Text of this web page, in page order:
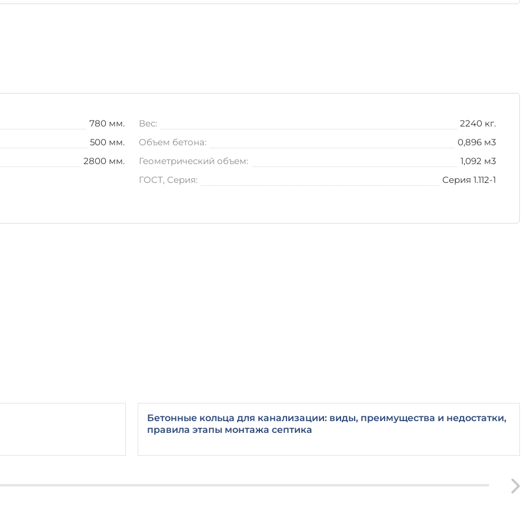
изделий. Храните их на ровной поверхности, защищая от воздействия влаги и прямых
780 мм.
500 мм.
2800 мм.
Вес:
2240 кг.
Объем бетона:
0,896 м3
Геометрический объем:
1,092 м3
ГОСТ, Серия:
Серия 1.112-1
Бетонные кольца для канализации: виды, преимущества и недостатки,
правила этапы монтажа септика